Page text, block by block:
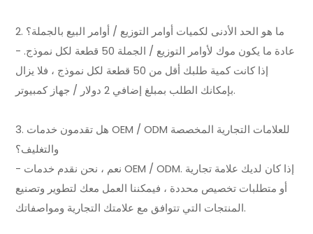
2. ما هو الحد الأدنى لكميات أوامر التوزيع / أوامر البيع بالجملة؟
- عادة ما يكون موك لأوامر التوزيع / الجملة 50 قطعة لكل نموذج.
إذا كانت كمية طلبك أقل من 50 قطعة لكل نموذج ، فلا يزال
بإمكانك الطلب بمبلغ إضافي 2 دولار / جهاز كمبيوتر.
3. هل تقدمون خدمات OEM / ODM للعلامات التجارية المخصصة
والتغليف؟
- نعم ، نحن نقدم خدمات OEM / ODM. إذا كان لديك علامة تجارية
أو متطلبات تخصيص محددة ، فيمكننا العمل معك لتطوير وتصنيع
المنتجات التي تتوافق مع علامتك التجارية ومواصفاتك.